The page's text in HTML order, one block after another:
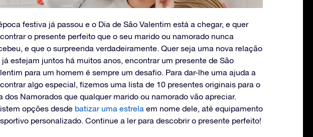
festiva já passou e o Dia de São Valentim está a chegar, e quer
o presente perfeito que o seu marido ou namorado nunca
e que o surpreenda verdadeiramente. Quer seja uma nova relação
já estejam juntos há muitos anos, encontrar um presente de São
para um homem é sempre um desafio. Para dar-lhe uma ajuda a
algo especial, fizemos uma lista de 10 presentes originais para o
dos Namorados que qualquer marido ou namorado vão apreciar.
opções desde batizar uma estrela em nome dele, até equipamento
personalizado. Continue a ler para descobrir o presente perfeito!